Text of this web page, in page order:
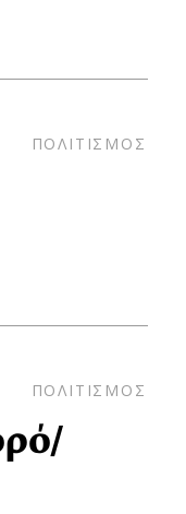
ΠΟΛΙΤΙΣΜΟΣ
ΠΟΛΙΤΙΣΜΟΣ